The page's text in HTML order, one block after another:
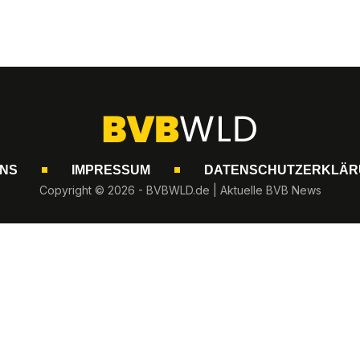
IMPRESSUM
Copyright © 2026 - BVBWLD.de | Aktuelle BVB News